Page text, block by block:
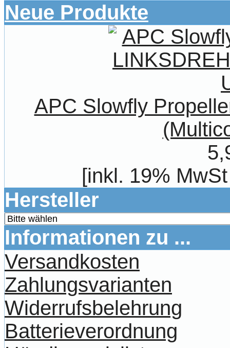
Neue Produkte
APC Slowfly
[inkl. 19%
Hersteller
Informationen zu ...
Versandkosten
Zahlungsvarianten
Widerrufsbelehrung
Batterieverordnung